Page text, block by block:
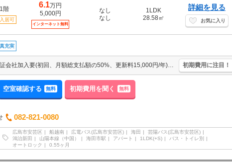
1階
居可
6.1万円
5,000円
インターネット無料
なし
なし
1LDK
28.58㎡
詳細を見る
お気に入り
充実
近隣駐車場月0.8万円。保証会社加入要(初回、月額総支払額の50%、更新料15,000円/年)。賃料引落手数料(月額総支払額の1.5%)。オンライン内見相談可。人気の新築。今年のお薦め物件です。 初期費用に注目！
空室確認する 無料 初期費用を聞く 無料
082-821-0080
広島市安芸区 船越南 広電バス(広島市安芸区) 海田
芸陽バス(広島市安芸区)
鴻治新田
山陽本線（中国） 海田市駅 アパート 1LDK(+S)
バス・トイレ別
オートロック
0.55ヶ月